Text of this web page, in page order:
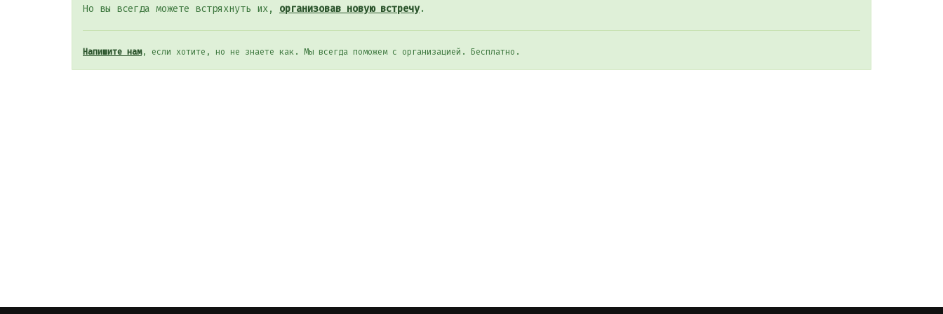
Но вы всегда можете встряхнуть их, организовав новую встречу.
Напишите нам, если хотите, но не знаете как. Мы всегда поможем с организацией. Бесплатно.